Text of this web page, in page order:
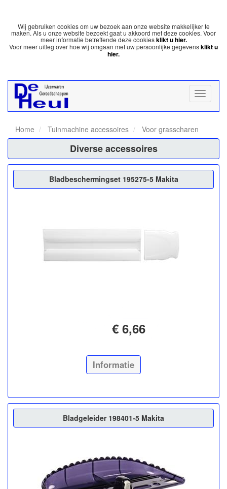
Wij gebruiken cookies om uw bezoek aan onze website makkelijker te
maken. Als u onze website bezoekt gaat u akkoord met deze cookies. Voor
meer informatie betreffende deze cookiesklikt u hier.
Voor meer uitleg over hoe wij omgaan met uw persoonlijke gegevensklikt u
hier.
Home Tuinmachine accessoires Voor grasscharen
Diverse accessoires
Bladbeschermingset 195275-5 Makita
€ 6,66
Informatie
Bladgeleider 198401-5 Makita